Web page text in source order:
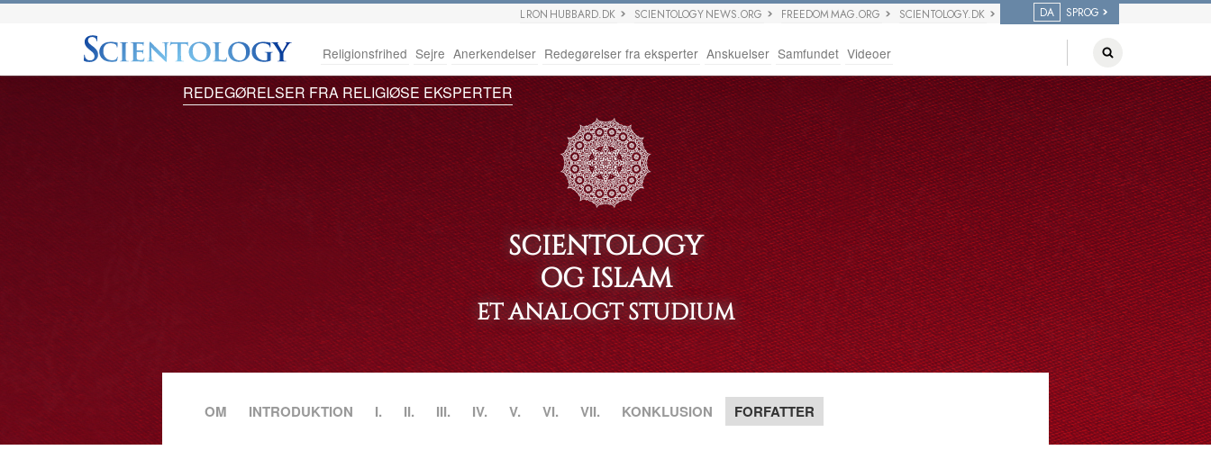
L RON HUBBARD.DK SCIENTOLOGY NEWS.ORG FREEDOM MAG.ORG SCIENTOLOGY.DK DA SPROG
Religionsfrihed Sejre Anerkendelser Redegørelser fra eksperter Anskuelser Samfundet Videoer
REDEGØRELSER FRA RELIGIØSE EKSPERTER
SCIENTOLOGY
OG ISLAM
ET ANALOGT STUDIUM
OM INTRODUKTION I. II. III. IV. V. VI. VII. KONKLUSION FORFATTER